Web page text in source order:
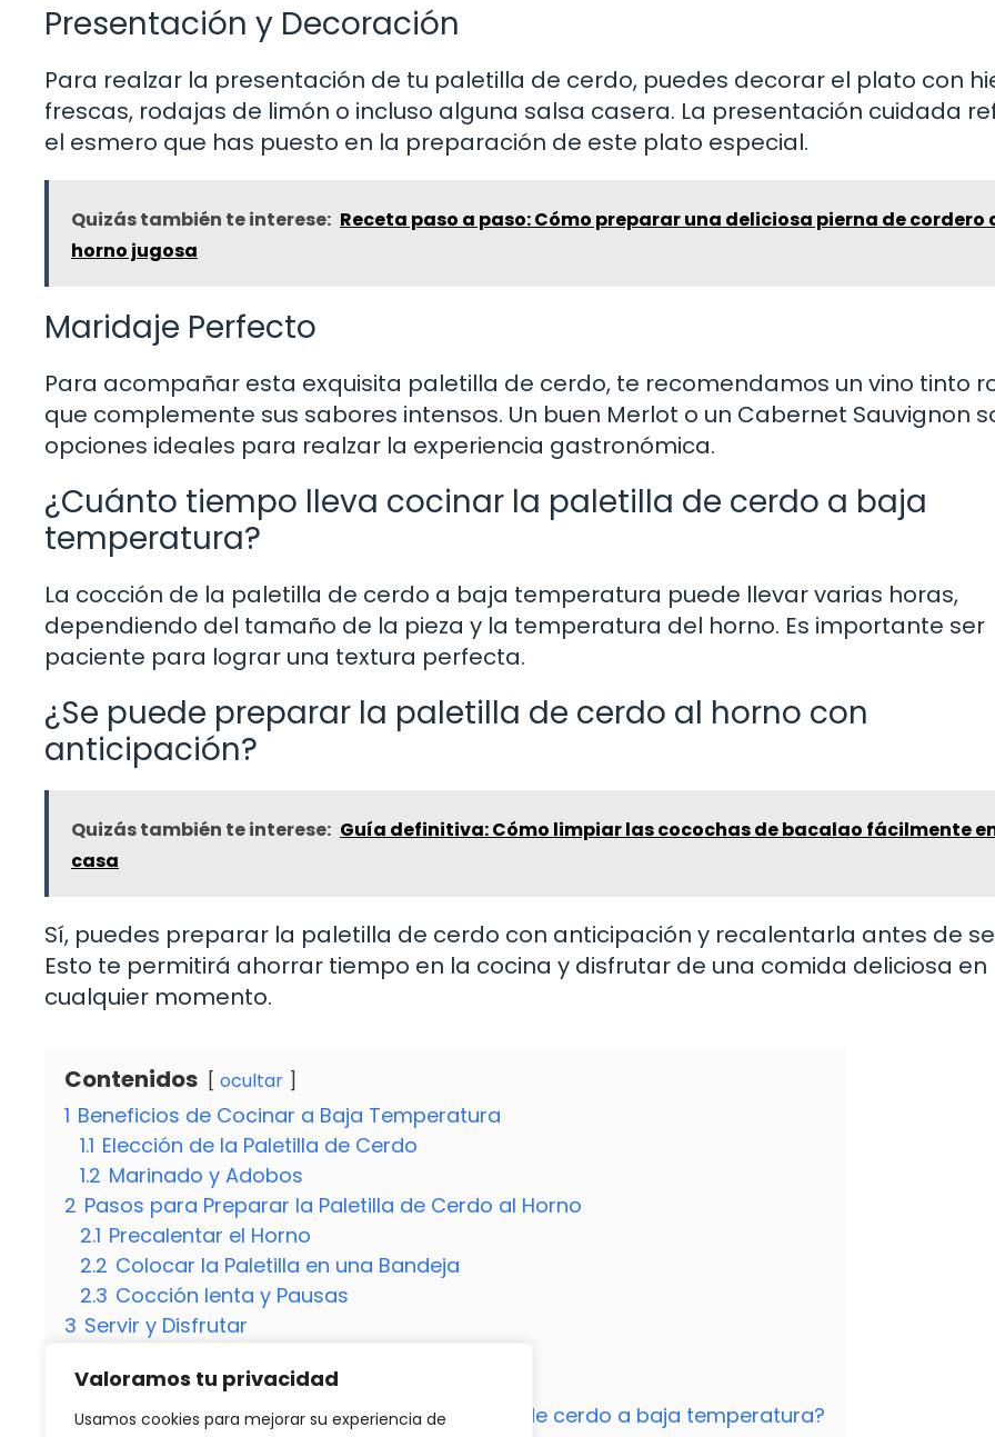
Valoramos tu privacidad
Usamos cookies para mejorar su experiencia de
Presentación y Decoración
Para realzar la presentación de tu paletilla de cerdo, puedes decorar el plato con
frescas, rodajas de limón o incluso alguna salsa casera. La presentación cuidada
el esmero que has puesto en la preparación de este plato especial.
Quizás también te interese: Receta paso a paso: Cómo preparar una deliciosa pierna de cordero
horno jugosa
Maridaje Perfecto
Para acompañar esta exquisita paletilla de cerdo, te recomendamos un vino tinto
que complemente sus sabores intensos. Un buen Merlot o un Cabernet Sauvignon
opciones ideales para realzar la experiencia gastronómica.
¿Cuánto tiempo lleva cocinar la paletilla de cerdo a baja
temperatura?
La cocción de la paletilla de cerdo a baja temperatura puede llevar varias horas,
dependiendo del tamaño de la pieza y la temperatura del horno. Es importante ser
paciente para lograr una textura perfecta.
¿Se puede preparar la paletilla de cerdo al horno con
anticipación?
Quizás también te interese: Guía definitiva: Cómo limpiar las cocochas de bacalao fácilmente
casa
Sí, puedes preparar la paletilla de cerdo con anticipación y recalentarla antes de
Esto te permitirá ahorrar tiempo en la cocina y disfrutar de una comida deliciosa en
cualquier momento.
Contenidos ocultar
1 Beneficios de Cocinar a Baja Temperatura
1.1 Elección de la Paletilla de Cerdo
1.2 Marinado y Adobos
2 Pasos para Preparar la Paletilla de Cerdo al Horno
2.1 Precalentar el Horno
2.2 Colocar la Paletilla en una Bandeja
2.3 Cocción lenta y Pausas
3 Servir y Disfrutar
3.2 Maridaje Perfecto
3.3 ¿Cuánto tiempo lleva cocinar la paletilla de cerdo a baja temperatura?